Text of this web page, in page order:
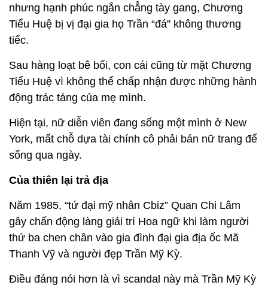
nhưng hạnh phúc ngắn chẳng tày gang, Chương
Tiểu Huệ bị vị đại gia họ Trần “đá” không thương
tiếc.
Sau hàng loạt bê bối, con cái cũng từ mặt Chương
Tiểu Huệ vì không thể chấp nhận được những hành
động trác táng của mẹ mình.
Hiện tại, nữ diễn viên đang sống một mình ở New
York, mất chỗ dựa tài chính cô phải bán nữ trang để
sống qua ngày.
Của thiên lại trả địa
Năm 1985, “tứ đại mỹ nhân Cbiz” Quan Chi Lâm
gây chấn động làng giải trí Hoa ngữ khi làm người
thứ ba chen chân vào gia đình đại gia địa ốc Mã
Thanh Vỹ và người đẹp Trần Mỹ Kỳ.
Điều đáng nói hơn là vì scandal này mà Trần Mỹ Kỳ